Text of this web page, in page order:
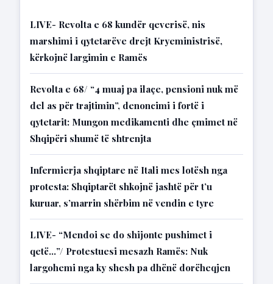
LIVE- Revolta e 68 kundër qeverisë, nis
marshimi i qytetarëve drejt Kryeministrisë,
kërkojnë largimin e Ramës
Revolta e 68/ “4 muaj pa ilaçe, pensioni nuk më
del as për trajtimin”, denoncimi i fortë i
qytetarit: Mungon medikamenti dhe çmimet në
Shqipëri shumë të shtrenjta
Infermierja shqiptare në Itali mes lotësh nga
protesta: Shqiptarët shkojnë jashtë për t’u
kuruar, s’marrin shërbim në vendin e tyre
LIVE- “Mendoi se do shijonte pushimet i
qetë…”/ Protestuesi mesazh Ramës: Nuk
largohemi nga ky shesh pa dhënë dorëheqjen